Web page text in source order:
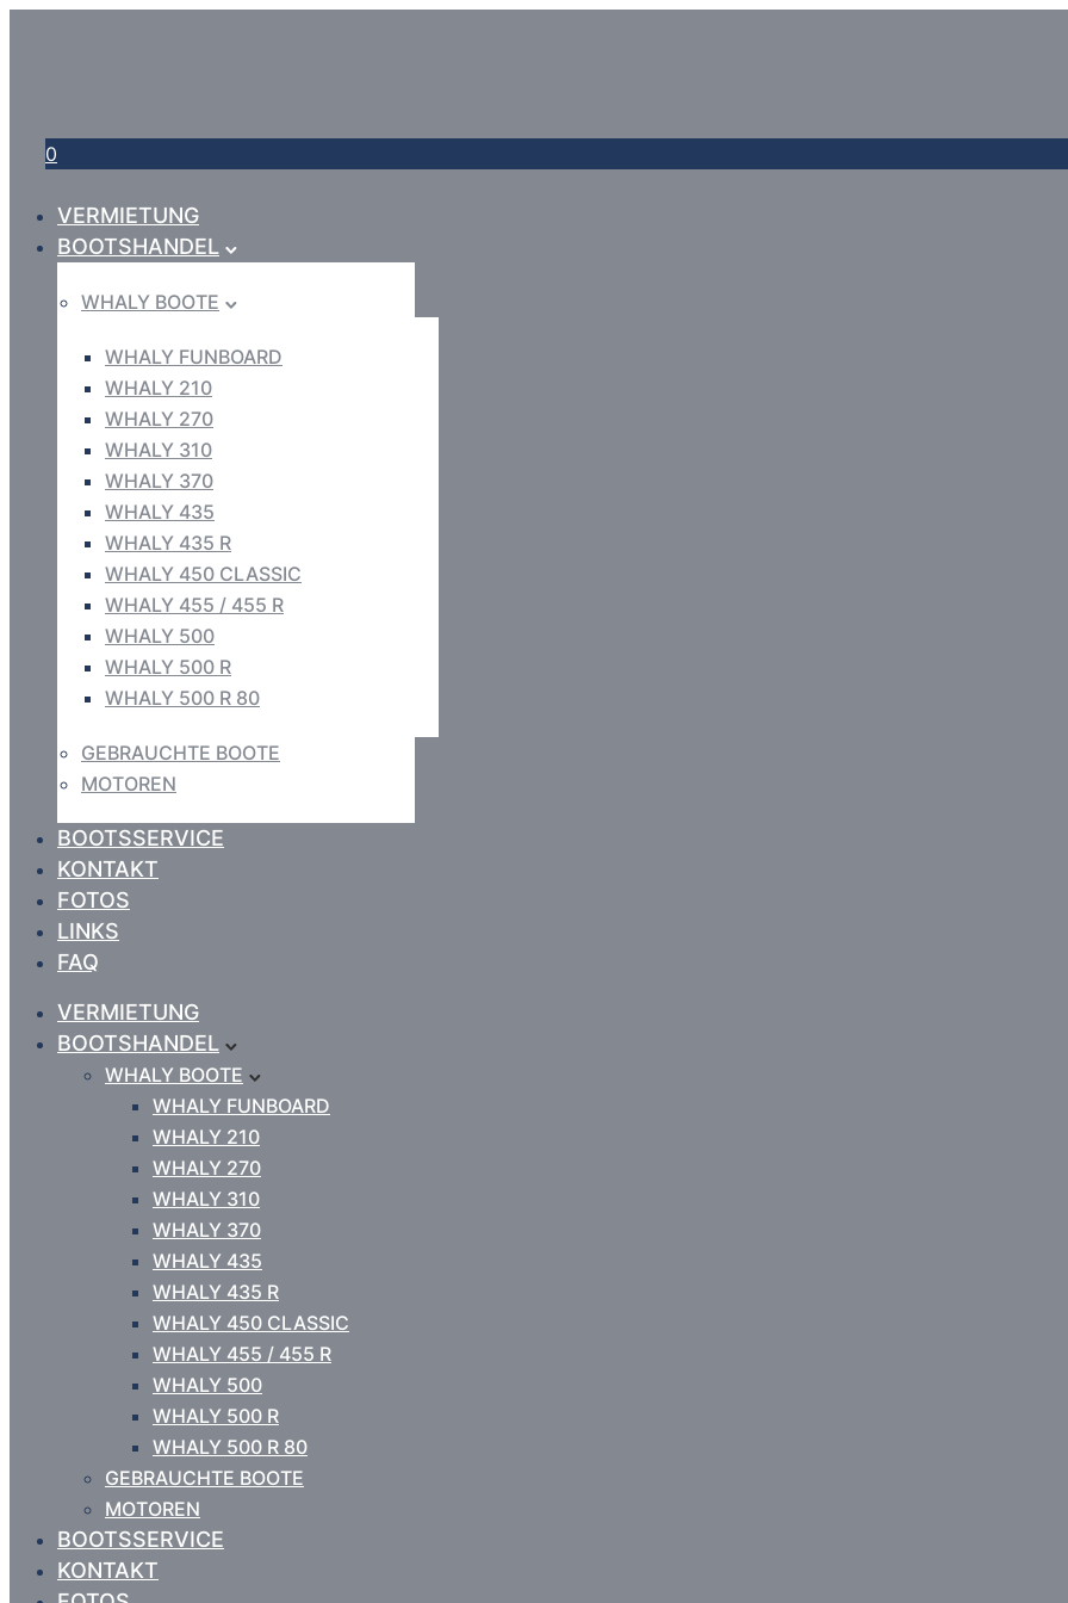
0
VERMIETUNG
BOOTSHANDEL
WHALY BOOTE
WHALY FUNBOARD
WHALY 210
WHALY 270
WHALY 310
WHALY 370
WHALY 435
WHALY 435 R
WHALY 450 CLASSIC
WHALY 455 / 455 R
WHALY 500
WHALY 500 R
WHALY 500 R 80
GEBRAUCHTE BOOTE
MOTOREN
BOOTSSERVICE
KONTAKT
FOTOS
LINKS
FAQ
VERMIETUNG
BOOTSHANDEL
WHALY BOOTE
WHALY FUNBOARD
WHALY 210
WHALY 270
WHALY 310
WHALY 370
WHALY 435
WHALY 435 R
WHALY 450 CLASSIC
WHALY 455 / 455 R
WHALY 500
WHALY 500 R
WHALY 500 R 80
GEBRAUCHTE BOOTE
MOTOREN
BOOTSSERVICE
KONTAKT